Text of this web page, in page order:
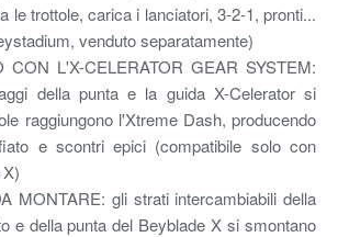
le trottole, carica i lanciatori, 3-2-1, pronti...
venduto separatamente)
CON L'X-CELERATOR GEAR SYSTEM:
della punta e la guida X-Celerator si
raggiungono l'Xtreme Dash, producendo
e scontri epici (compatibile solo con
MONTARE: gli strati intercambiabili della
e della punta del Beyblade X si smontano